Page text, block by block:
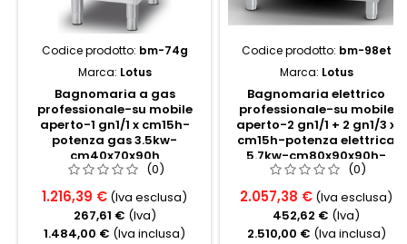
Codice prodotto: bm-74g
Marca: Lotus
Bagnomaria a gas
professionale-su mobile
aperto-1 gn1/1 x cm15h-
potenza gas 3.5kw-
cm40x70x90h
(0)
1.216,39 € (Iva esclusa)
267,61 € (Iva)
1.484,00 € (Iva inclusa)
Codice prodotto: bm-98et
Marca: Lotus
Bagnomaria elettrico
professionale-su mobile
aperto-2 gn1/1 + 2 gn1/3 x
cm15h-potenza elettrica
5.7kw-cm80x90x90h-
trifase
(0)
2.057,38 € (Iva esclusa)
452,62 € (Iva)
2.510,00 € (Iva inclusa)